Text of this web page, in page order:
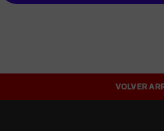
VOLVER